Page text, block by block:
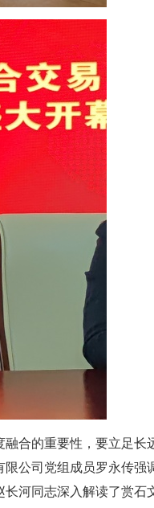
合的重要性，要立足长
公司党组成员罗永传强
河同志深入解读了赏石